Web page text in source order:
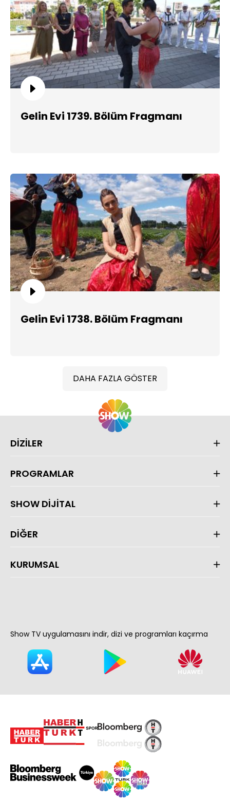
Gelin Evi 1739. Bölüm Fragmanı
Gelin Evi 1738. Bölüm Fragmanı
DAHA FAZLA GÖSTER
DİZİLER
PROGRAMLAR
SHOW DİJİTAL
DİĞER
KURUMSAL
Show TV uygulamasını indir, dizi ve programları kaçırma